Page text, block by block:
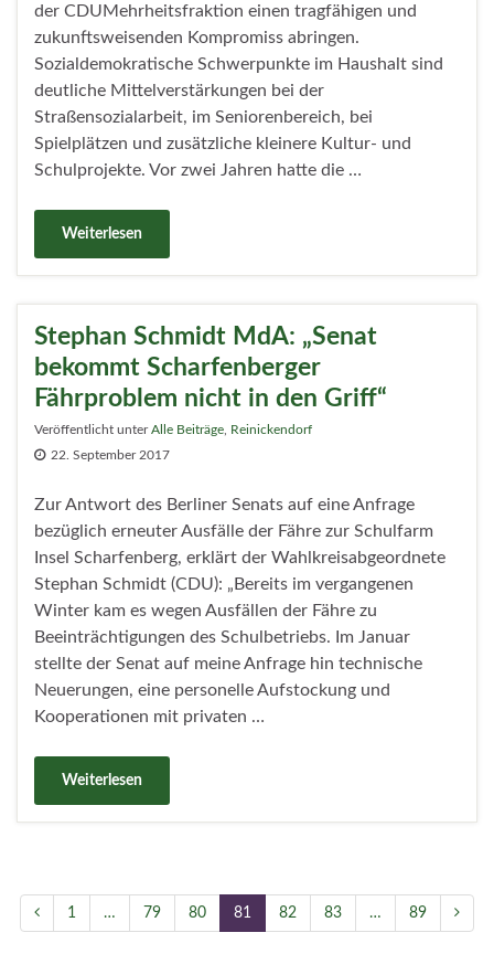
der CDUMehrheitsfraktion einen tragfähigen und
zukunftsweisenden Kompromiss abringen.
Sozialdemokratische Schwerpunkte im Haushalt sind
deutliche Mittelverstärkungen bei der
Straßensozialarbeit, im Seniorenbereich, bei
Spielplätzen und zusätzliche kleinere Kultur- und
Schulprojekte. Vor zwei Jahren hatte die …
Weiterlesen
Stephan Schmidt MdA: „Senat
bekommt Scharfenberger
Fährproblem nicht in den Griff“
Veröffentlicht unterAlle Beiträge Reinickendorf
22. September 2017
Zur Antwort des Berliner Senats auf eine Anfrage
bezüglich erneuter Ausfälle der Fähre zur Schulfarm
Insel Scharfenberg, erklärt der Wahlkreisabgeordnete
Stephan Schmidt (CDU): „Bereits im vergangenen
Winter kam es wegen Ausfällen der Fähre zu
Beeinträchtigungen des Schulbetriebs. Im Januar
stellte der Senat auf meine Anfrage hin technische
Neuerungen, eine personelle Aufstockung und
Kooperationen mit privaten …
Weiterlesen
1 … 79 80 81 82 83 … 89